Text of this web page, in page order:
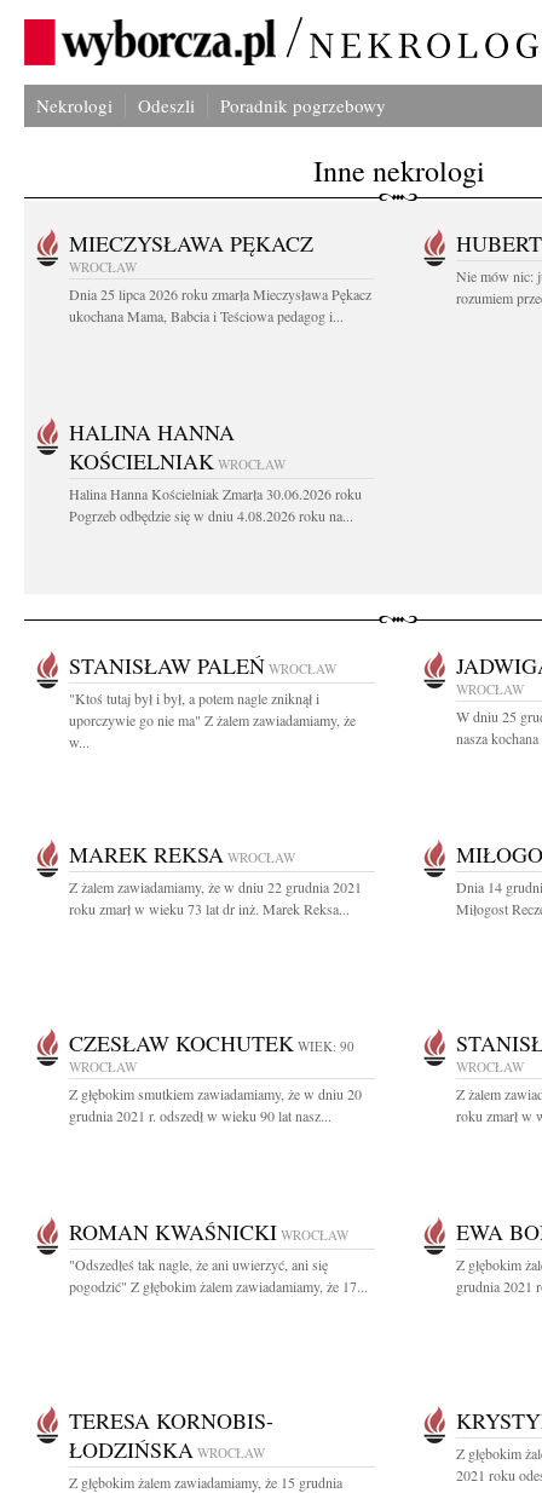
Nekrologi Odeszli Poradnik pogrzebowy
Inne nekrologi
MIECZYSŁAWA PĘKACZ
WROCŁAW
Dnia 25 lipca 2026 roku zmarła Mieczysława Pękacz
ukochana Mama, Babcia i Teściowa pedagog i...
Nie mów nic:
rozumiem
HALINA HANNA
KOŚCIELNIAK WROCŁAW
Halina Hanna Kościelniak Zmarła 30.06.2026 roku
Pogrzeb odbędzie się w dniu 4.08.2026 roku na...
STANISŁAW PALEŃ WROCŁAW
"Ktoś tutaj był i był, a potem nagle zniknął i
uporczywie go nie ma" Z żalem zawiadamiamy, że
w...
WROCŁAW
W dniu 25
nasza
MAREK REKSA WROCŁAW
Z żalem zawiadamiamy, że w dniu 22 grudnia 2021
roku zmarł w wieku 73 lat dr inż. Marek Reksa...
Dnia 14
Miłogost
CZESŁAW KOCHUTEK WIEK: 90
WROCŁAW
Z głębokim smutkiem zawiadamiamy, że w dniu 20
grudnia 2021 r. odszedł w wieku 90 lat nasz...
WROCŁAW
Z żalem
roku zmarł w
ROMAN KWAŚNICKI WROCŁAW
"Odszedłeś tak nagle, że ani uwierzyć, ani się
pogodzić" Z głębokim żalem zawiadamiamy, że 17...
EWA
Z głębokim
grudnia 2021
TERESA KORNOBIS-
ŁODZIŃSKA WROCŁAW
Z głębokim żalem zawiadamiamy, że 15 grudnia
Z głębokim
2021 roku